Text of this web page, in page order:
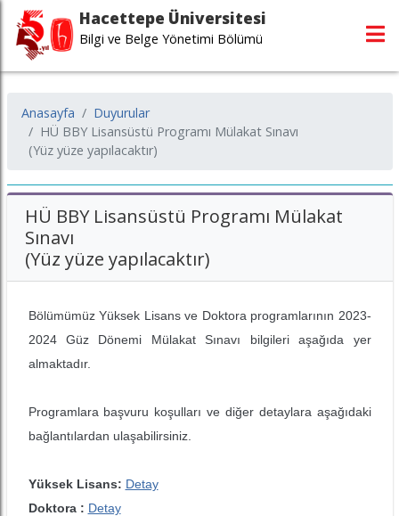
Hacettepe Üniversitesi
Bilgi ve Belge Yönetimi Bölümü
Anasayfa
Duyurular
HÜ BBY Lisansüstü Programı Mülakat Sınavı
(Yüz yüze yapılacaktır)
HÜ BBY Lisansüstü Programı Mülakat
Sınavı
(Yüz yüze yapılacaktır)
Bölümümüz Yüksek Lisans ve Doktora programlarının 2023-
2024 Güz Dönemi Mülakat Sınavı bilgileri aşağıda yer
almaktadır.
Programlara başvuru koşulları ve diğer detaylara aşağıdaki
bağlantılardan ulaşabilirsiniz.
Yüksek Lisans: Detay
Doktora : Detay